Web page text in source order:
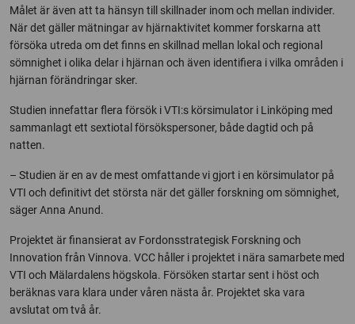
Målet är även att ta hänsyn till skillnader inom och mellan individer.
När det gäller mätningar av hjärnaktivitet kommer forskarna att
försöka utreda om det finns en skillnad mellan lokal och regional
sömnighet i olika delar i hjärnan och även identifiera i vilka områden i
hjärnan förändringar sker.
Studien innefattar flera försök i VTI:s körsimulator i Linköping med
sammanlagt ett sextiotal försökspersoner, både dagtid och på
natten.
– Studien är en av de mest omfattande vi gjort i en körsimulator på
VTI och definitivt det största när det gäller forskning om sömnighet,
säger Anna Anund.
Projektet är finansierat av Fordonsstrategisk Forskning och
Innovation från Vinnova. VCC håller i projektet i nära samarbete med
VTI och Mälardalens högskola. Försöken startar sent i höst och
beräknas vara klara under våren nästa år. Projektet ska vara
avslutat om två år.